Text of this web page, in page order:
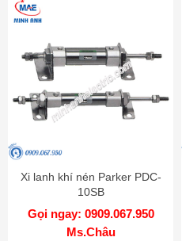
Xi lanh khí nén Parker PDC-
10SB
Gọi ngay: 0909.067.950
Ms.Châu